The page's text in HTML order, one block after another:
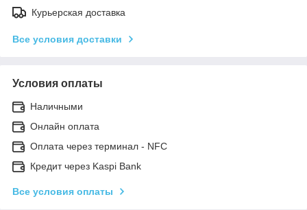
Курьерская доставка
Все условия доставки
Условия оплаты
Наличными
Онлайн оплата
Оплата через терминал - NFC
Кредит через Kaspi Bank
Все условия оплаты